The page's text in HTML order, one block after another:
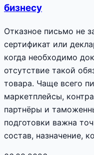
бизнесу
Отказное письмо не
сертификат или
когда необходимо
отсутствие такой
товара. Чаще всего
маркетплейсы,
партнёры и
подготовки важна
состав, назначение,